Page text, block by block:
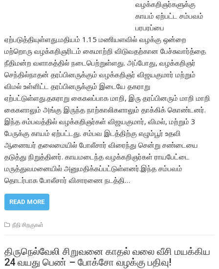
வழக்கறிஞர்களுக்கு
காயம் ஏற்பட்ட சம்பவம்
பரபரப்பை
ஏற்படுத்தியுள்ளது.மதியம் 1.15 மணியளவில் வழக்கு ஒன்றை
மற்றொரு வழக்கறிஞரிடம் கைமாற்றி விடுவதற்கான பேச்சுவார்த்தை
நீதிமன்ற வளாகத்தில் நடைபெற்றுள்ளது. அப்போது, வழக்கறிஞர்
செந்தில்நாதன் தரப்பினருக்கும் வழக்கறிஞர் விஜயகுமார் மற்றும்
விமல் உள்ளிட்ட தரப்பினருக்கும் இடையே தகராறு
ஏற்பட்டுள்ளது.தகராறு கைகலப்பாக மாறி, இரு தரப்பினரும் மாறி மாறி
கைகளாலும் அங்கு இருந்த நாற்காலிகளாலும் தாக்கிக் கொண்டனர்.
இந்த சம்பவத்தில் வழக்கறிஞர்கள் விஜயகுமார், விமல், மற்றும் 3
பேருக்கு காயம் ஏற்பட்டது. சம்பவ இடத்திற்கு எழும்பூர் உதவி
ஆணையர் தலைமையில் போலீசார் விரைந்து சென்று சண்டையை
தடுத்து நிறுத்தினர். காயமடைந்த வழக்கறிஞர்கள் ராயபேட்டை
மருத்துவமனையில் அனுமதிக்கப்பட்டுள்ளனர்.இந்த சம்பவம்
தொடர்பாக போலீசார் விசாரணை நடத்தி…
READ MORE
நீதி சிறகுகள்
திருநெல்வேலி சிறுவனை காதல் வலை வீசி மயக்கிய
24 வயது பெண் – போக்சோ வழக்கு பதிவு!